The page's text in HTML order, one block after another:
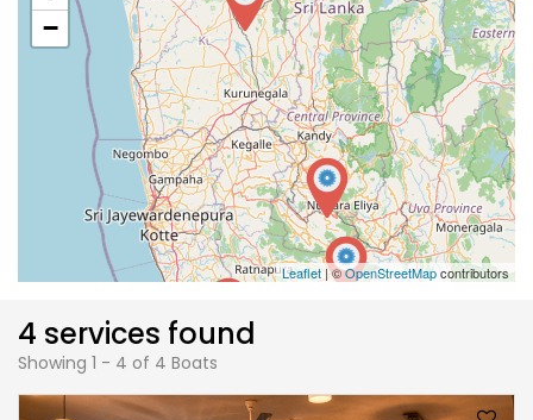
−
Leaflet| ©OpenStreetMapcontributors
4 services found
Showing 1 - 4 of 4 Boats